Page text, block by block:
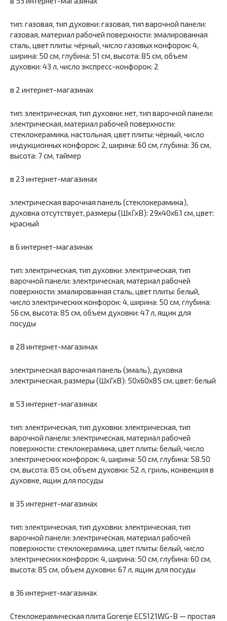
тип: газовая, тип духовки: газовая, тип варочной панели:
газовая, материал рабочей поверхности: эмалированная
сталь, цвет плиты: чёрный, число газовых конфорок: 4,
ширина: 50 см, глубина: 51 см, высота: 85 см, объем
духовки: 43 л, число экспресс-конфорок: 2
в 2 интернет-магазинах
тип: электрическая, тип духовки: нет, тип варочной панели:
электрическая, материал рабочей поверхности:
стеклокерамика, настольная, цвет плиты: чёрный, число
индукционных конфорок: 2, ширина: 60 см, глубина: 36 см,
высота: 7 см, таймер
в 23 интернет-магазинах
электрическая варочная панель (стеклокерамика),
духовка отсутствует, размеры (ШхГхВ): 29x40x6.1 см, цвет:
красный
в 6 интернет-магазинах
тип: электрическая, тип духовки: электрическая, тип
варочной панели: электрическая, материал рабочей
поверхности: эмалированная сталь, цвет плиты: белый,
число электрических конфорок: 4, ширина: 50 см, глубина:
56 см, высота: 85 см, объем духовки: 47 л, ящик для
посуды
в 28 интернет-магазинах
электрическая варочная панель (эмаль), духовка
электрическая, размеры (ШхГхВ): 50x60x85 см, цвет: белый
в 53 интернет-магазинах
тип: электрическая, тип духовки: электрическая, тип
варочной панели: электрическая, материал рабочей
поверхности: стеклокерамика, цвет плиты: белый, число
электрических конфорок: 4, ширина: 50 см, глубина: 58.50
см, высота: 85 см, объем духовки: 52 л, гриль, конвекция в
духовке, ящик для посуды
в 35 интернет-магазинах
тип: электрическая, тип духовки: электрическая, тип
варочной панели: электрическая, материал рабочей
поверхности: стеклокерамика, цвет плиты: белый, число
электрических конфорок: 4, ширина: 50 см, глубина: 60 см,
высота: 85 см, объем духовки: 67 л, ящик для посуды
в 36 интернет-магазинах
Стеклокерамическая плита Gorenje EC5121WG-B — простая